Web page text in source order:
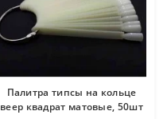
Палитра типсы на кольце
веер квадрат матовые, 50шт